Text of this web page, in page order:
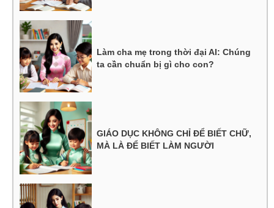
Làm cha mẹ trong thời đại AI: Chúng
ta cần chuẩn bị gì cho con?
GIÁO DỤC KHÔNG CHỈ ĐỂ BIẾT CHỮ,
MÀ LÀ ĐỂ BIẾT LÀM NGƯỜI